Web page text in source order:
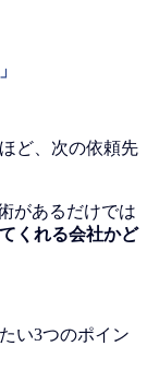
ど、次の依頼先
があるだけでは
くれる会社かど
い3つのポイン